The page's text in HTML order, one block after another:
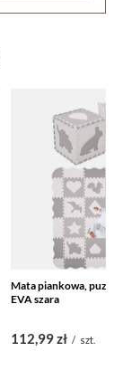
Mata piankowa,
EVA szara
112,99 zł / szt.